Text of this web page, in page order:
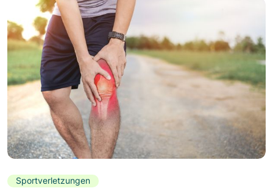
Sportverletzungen